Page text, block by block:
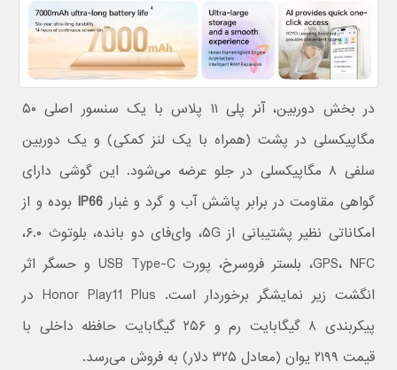
در بخش دوربین، آنر پلی ۱۱ پلاس با یک سنسور اصلی ۵۰
مگاپیکسلی در پشت (همراه با یک لنز کمکی) و یک دوربین
سلفی ۸ مگاپیکسلی در جلو عرضه می‌شود. این گوشی دارای
گواهی مقاومت در برابر پاشش آب و گرد و غبار IP66 بوده و از
امکاناتی نظیر پشتیبانی از ۵G، وای‌فای دو بانده، بلوتوث ۶.۰،
GPS، NFC، بلستر فروسرخ، پورت USB Type-C و حسگر اثر
انگشت زیر نمایشگر برخوردار است. Honor Play11 Plus در
پیکربندی ۸ گیگابایت رم و ۲۵۶ گیگابایت حافظه داخلی با
قیمت ۲۱۹۹ یوان (معادل ۳۲۵ دلار) به فروش می‌رسد.